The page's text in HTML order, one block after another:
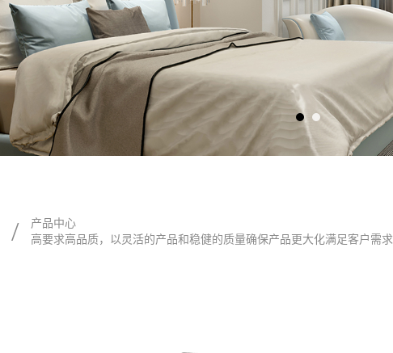
/
产品中心
高要求高品质，以灵活的产品和稳健的质量确保产品更大化满足客户需求